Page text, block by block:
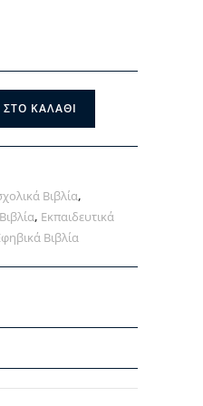
ΚΑΛΆΘΙ
Βιβλία,
, Εκπαιδευτικά
Βιβλία